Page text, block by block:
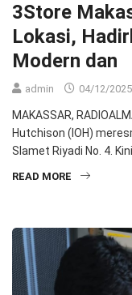
3Store
Lokasi,
Modern dan
admin 04/12/2025
MAKASSAR,
Hutchison (IOH)
Slamet Riyadi No. 4.
READ MORE